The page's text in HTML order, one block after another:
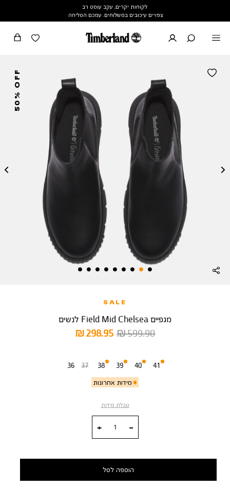
לקוחות יקרים, עקב עומס רב
צפויים עיכובים במשלוחים. עמכם הסליחה
50% OFF
SALE
מגפיים Field Mid Chelsea לנשים
מחיר
298.95 ₪
מחיר
599.90 ₪
36 37 38
מידות אחרונות
39 40 41
טבלת מידות
הוספה לסל